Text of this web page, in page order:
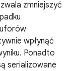
zmniejszyć
wpłynąć
Ponadto
serializowane